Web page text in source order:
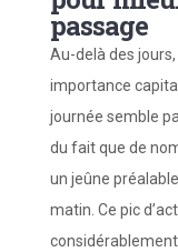
passage
Au-delà des
importance
journée semble
du fait que de
un jeûne
matin. Ce pic